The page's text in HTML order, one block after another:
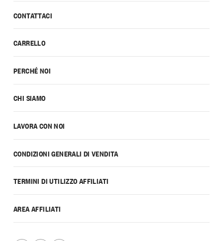
CONTATTACI
CARRELLO
PERCHÉ NOI
CHI SIAMO
LAVORA CON NOI
CONDIZIONI GENERALI DI VENDITA
TERMINI DI UTILIZZO AFFILIATI
AREA AFFILIATI